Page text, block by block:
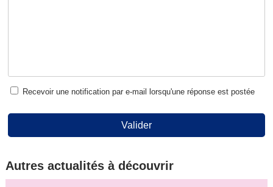
Recevoir une notification par e-mail lorsqu'une réponse est postée
Valider
Autres actualités à découvrir